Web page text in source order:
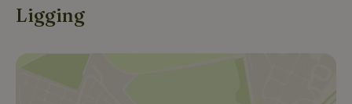
Ligging